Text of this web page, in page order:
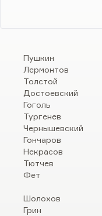
Пушкин
Лермонтов
Толстой
Достоевский
Гоголь
Тургенев
Чернышевский
Гончаров
Некрасов
Тютчев
Фет
Шолохов
Грин